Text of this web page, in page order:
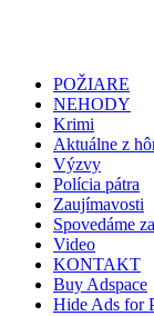
POŽIARE
NEHODY
Krimi
Aktuálne z
Výzvy
Polícia pátra
Zaujímavosti
Spovedáme
Video
KONTAKT
Buy Adspace
Hide Ads for